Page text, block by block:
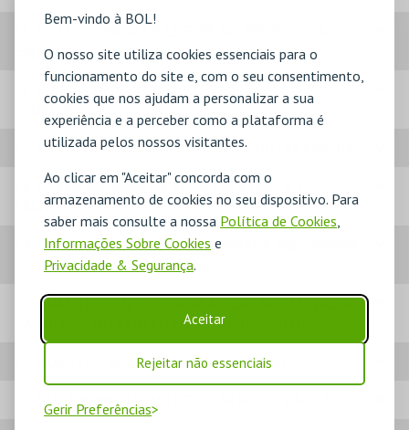
Bem-vindo à BOL!
O nosso site utiliza cookies essenciais para o
funcionamento do site e, com o seu consentimento,
cookies que nos ajudam a personalizar a sua
experiência e a perceber como a plataforma é
utilizada pelos nossos visitantes.
Ao clicar em "Aceitar" concorda com o
armazenamento de cookies no seu dispositivo. Para
saber mais consulte a nossa Política de Cookies,
Informações Sobre Cookies e
Privacidade & Segurança.
Aceitar
Rejeitar não essenciais
Gerir Preferências
EVENTO?
16. POSSO COMPRAR BILHETES PARA VÁRIOS
17. POSSO DAR OS MEUS BILHETES A OUTRA PESSOA?
18. POSSO IMPRIMIR OS BILHETES A PRETO E
BRANCO?
19. QUAIS OS MODOS DE PAGAMENTOS DISPONÍVEIS
NO SITE BOL?
20. QUANTO TEMPO DEMORA A DEBITAREM O VALOR
DA COMPRA NO CARTÃO DE CRÉDITO/DÉBITO?
21. QUANTOS BILHETES POSSO COMPRAR?
22. QUE BROWSER DEVO UTILIZAR NO SITE BOL?